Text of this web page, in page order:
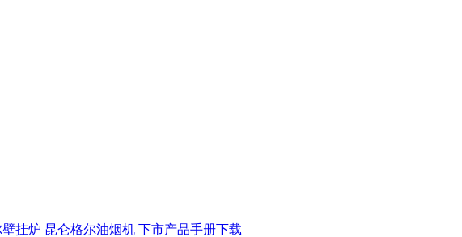
挂炉 昆仑格尔油烟机 下市产品手册下载